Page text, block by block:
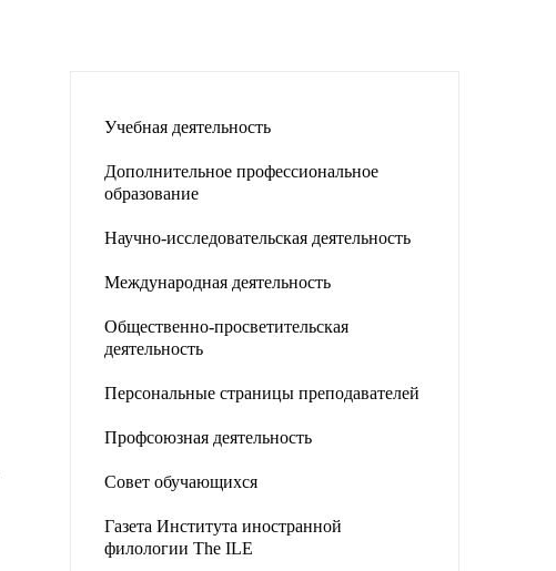
Учебная деятельность
Дополнительное профессиональное
образование
Научно-исследовательская деятельность
Международная деятельность
Общественно-просветительская
деятельность
Персональные страницы преподавателей
Профсоюзная деятельность
Совет обучающихся
Газета Института иностранной
филологии The ILE